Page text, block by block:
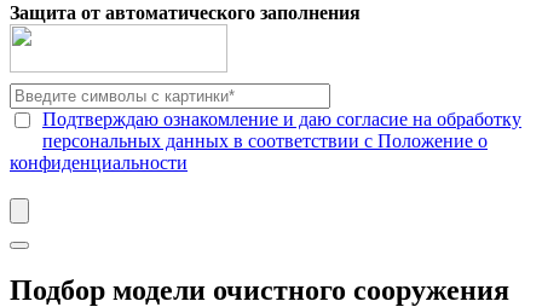
Защита от автоматического заполнения
Подтверждаю ознакомление и даю согласие на обработку
персональных данных в соответствии с Положение о
конфиденциальности
Подбор модели очистного сооружения